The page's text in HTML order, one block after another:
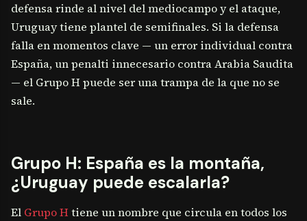
defensa rinde al nivel del mediocampo y el ataque,
Uruguay tiene plantel de semifinales. Si la defensa
falla en momentos clave — un error individual contra
España, un penalti innecesario contra Arabia Saudita
— el Grupo H puede ser una trampa de la que no se
sale.
Grupo H: España es la montaña,
¿Uruguay puede escalarla?
El Grupo Htiene un nombre que circula en todos los